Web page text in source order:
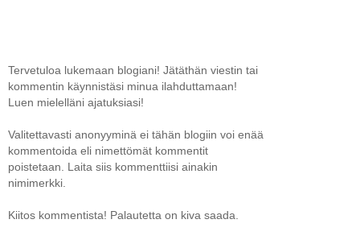
Tervetuloa lukemaan blogiani! Jätäthän viestin tai
kommentin käynnistäsi minua ilahduttamaan!
Luen mielelläni ajatuksiasi!
Valitettavasti anonyyminä ei tähän blogiin voi enää
kommentoida eli nimettömät kommentit
poistetaan. Laita siis kommenttiisi ainakin
nimimerkki.
Kiitos kommentista! Palautetta on kiva saada.